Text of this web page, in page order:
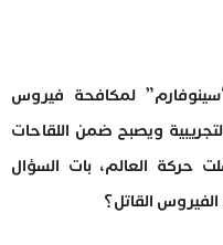
لمكافحة فيروس
ويصبح ضمن اللقاحات
حركة العالم، بات السؤال
القاتل؟